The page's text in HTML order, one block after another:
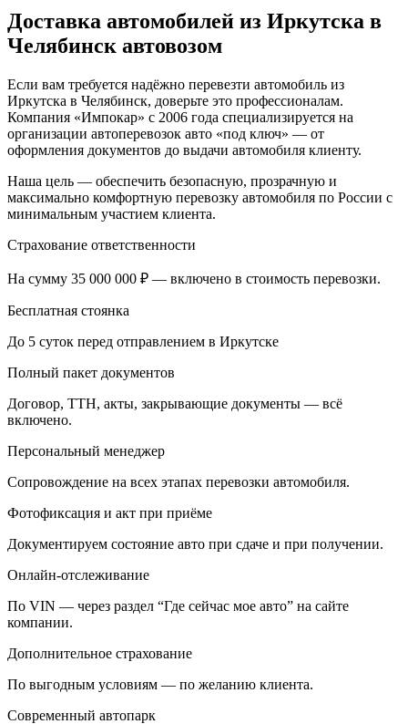
Доставка автомобилей из Иркутска в
Челябинск автовозом
Если вам требуется надёжно перевезти автомобиль из
Иркутска в Челябинск, доверьте это профессионалам.
Компания «Импокар» с 2006 года специализируется на
организации автоперевозок авто «под ключ» — от
оформления документов до выдачи автомобиля клиенту.
Наша цель — обеспечить безопасную, прозрачную и
максимально комфортную перевозку автомобиля по России с
минимальным участием клиента.
Страхование ответственности
На сумму 35 000 000 ₽ — включено в стоимость перевозки.
Бесплатная стоянка
До 5 суток перед отправлением в Иркутске
Полный пакет документов
Договор, ТТН, акты, закрывающие документы — всё
включено.
Персональный менеджер
Сопровождение на всех этапах перевозки автомобиля.
Фотофиксация и акт при приёме
Документируем состояние авто при сдаче и при получении.
Онлайн-отслеживание
По VIN — через раздел “Где сейчас мое авто” на сайте
компании.
Дополнительное страхование
По выгодным условиям — по желанию клиента.
Современный автопарк